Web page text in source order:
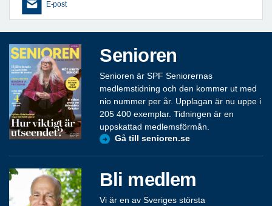
E-post
Senioren
Senioren är SPF Seniorernas
medlemstidning och den kommer ut med
nio nummer per år. Upplagan är nu uppe i
205 400 exemplar. Tidningen är en
uppskattad medlemsförmån.
Gå till senioren.se
Bli medlem
Vi är en av Sveriges största